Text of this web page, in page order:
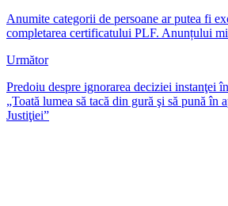
Anumite categorii de persoane ar putea fi
completarea certificatului PLF. Anunțului
Următor
Predoiu despre ignorarea deciziei instanţei
„Toată lumea să tacă din gură şi să pună în
Justiţiei”